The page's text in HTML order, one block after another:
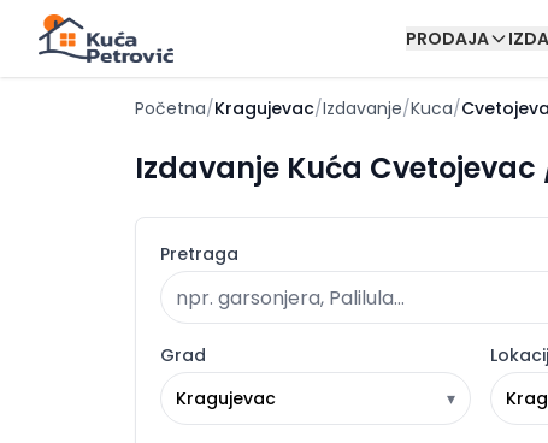
PRODAJA
Početna/Kragujevac/Izdavanje/Kuca/
Izdavanje Kuća
Pretraga
Grad
Kragujevac
▾